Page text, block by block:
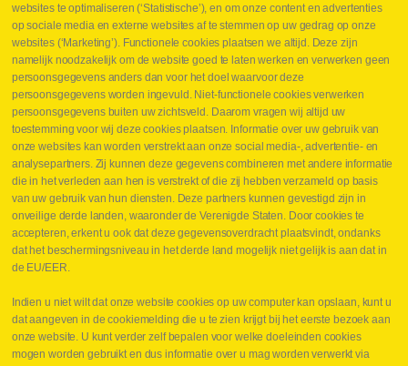
Leveringen
Drukcontrole set
Persmaten
Herstellen cilinders
Hoe opmeten?
Hydrogroepen
Hydraulische slangen
Contact VB Parts
Abraham Hansstraat 7 ,B-8800 Roeselare
Tel. +32 (0)51 24 06 05
E-mail info@vbparts.be
⏳ Laatste maand Webtec-promotie!
⏳ Laatste kans voor onze promo
snelkoppelingen!
websites te optimaliseren (‘Statistische’), en om onze content en advertenties
op sociale media en externe websites af te stemmen op uw gedrag op onze
websites (‘Marketing’). Functionele cookies plaatsen we altijd. Deze zijn
namelijk noodzakelijk om de website goed te laten werken en verwerken geen
persoonsgegevens anders dan voor het doel waarvoor deze
persoonsgegevens worden ingevuld. Niet-functionele cookies verwerken
persoonsgegevens buiten uw zichtsveld. Daarom vragen wij altijd uw
toestemming voor wij deze cookies plaatsen. Informatie over uw gebruik van
onze websites kan worden verstrekt aan onze social media-, advertentie- en
analysepartners. Zij kunnen deze gegevens combineren met andere informatie
die in het verleden aan hen is verstrekt of die zij hebben verzameld op basis
van uw gebruik van hun diensten. Deze partners kunnen gevestigd zijn in
onveilige derde landen, waaronder de Verenigde Staten. Door cookies te
accepteren, erkent u ook dat deze gegevensoverdracht plaatsvindt, ondanks
dat het beschermingsniveau in het derde land mogelijk niet gelijk is aan dat in
de EU/EER.
Indien u niet wilt dat onze website cookies op uw computer kan opslaan, kunt u
dat aangeven in de cookiemelding die u te zien krijgt bij het eerste bezoek aan
onze website. U kunt verder zelf bepalen voor welke doeleinden cookies
mogen worden gebruikt en dus informatie over u mag worden verwerkt via